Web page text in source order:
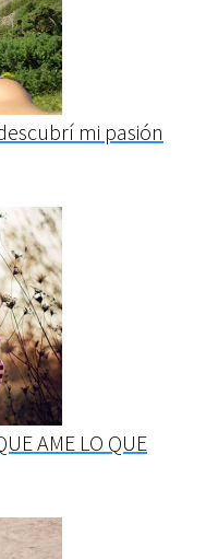
mi pasión
AME LO QUE